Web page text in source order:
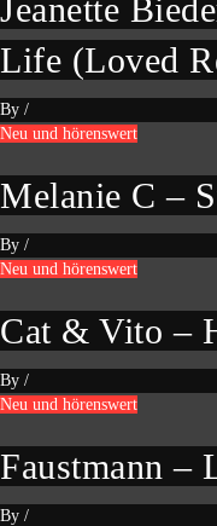
Jeanette
Life (Loved
By /
Neu und hörenswert
Melanie C –
By /
Neu und hörenswert
Cat & Vito –
By /
Neu und hörenswert
Faustmann –
By /